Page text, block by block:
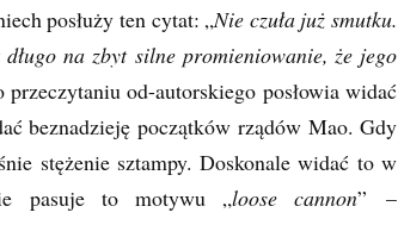
posłuży ten cytat: „Nie czuła już smutku.
na zbyt silne promieniowanie, że jego
przeczytaniu od-autorskiego posłowia widać
beznadzieję początków rządów Mao. Gdy
stężenie sztampy. Doskonale widać to w
pasuje to motywu „loose cannon” –